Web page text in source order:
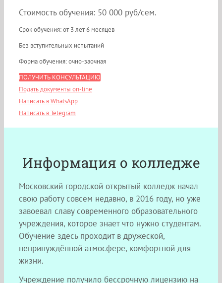
Стоимость обучения: 50 000 руб/сем.
Срок обучения: от 3 лет 6 месяцев
Без вступительных испытаний
Форма обучения: очно-заочная
ПОЛУЧИТЬ КОНСУЛЬТАЦИЮ
Подать документы on-line
Написать в WhatsApp
Написать в Telegram
Информация о колледже
Московский городской открытый колледж начал
свою работу совсем недавно, в 2016 году, но уже
завоевал славу современного образовательного
учреждения, которое знает что нужно студентам.
Обучение здесь проходит в дружеской,
непринуждённой атмосфере, комфортной для
жизни.
Учреждение получило бессрочную лицензию на